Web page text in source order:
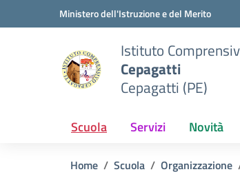
Vai ai contenuti
Vai al menu di navigazioneMinistero dell'Istruzione e del Merito
Istituto
Cepagatti
Cepagatti (PE)
Scuola Servizi Novità
Home Scuola Organizzazione